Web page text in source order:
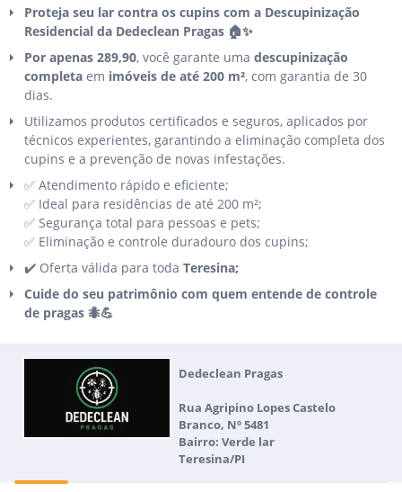
Proteja seu lar contra os cupins com a Descupinização
Residencial da Dedeclean Pragas 🏠✨
Por apenas 289,90, você garante uma descupinização
completa em imóveis de até 200 m², com garantia de 30
dias.
Utilizamos produtos certificados e seguros, aplicados por
técnicos experientes, garantindo a eliminação completa dos
cupins e a prevenção de novas infestações.
✅ Atendimento rápido e eficiente;
✅ Ideal para residências de até 200 m²;
✅ Segurança total para pessoas e pets;
✅ Eliminação e controle duradouro dos cupins;
✔️ Oferta válida para toda Teresina;
Cuide do seu patrimônio com quem entende de controle
de pragas 🐜💪
Dedeclean Pragas
Rua Agripino Lopes Castelo
Branco, Nº 5481
Bairro: Verde lar
Teresina/PI